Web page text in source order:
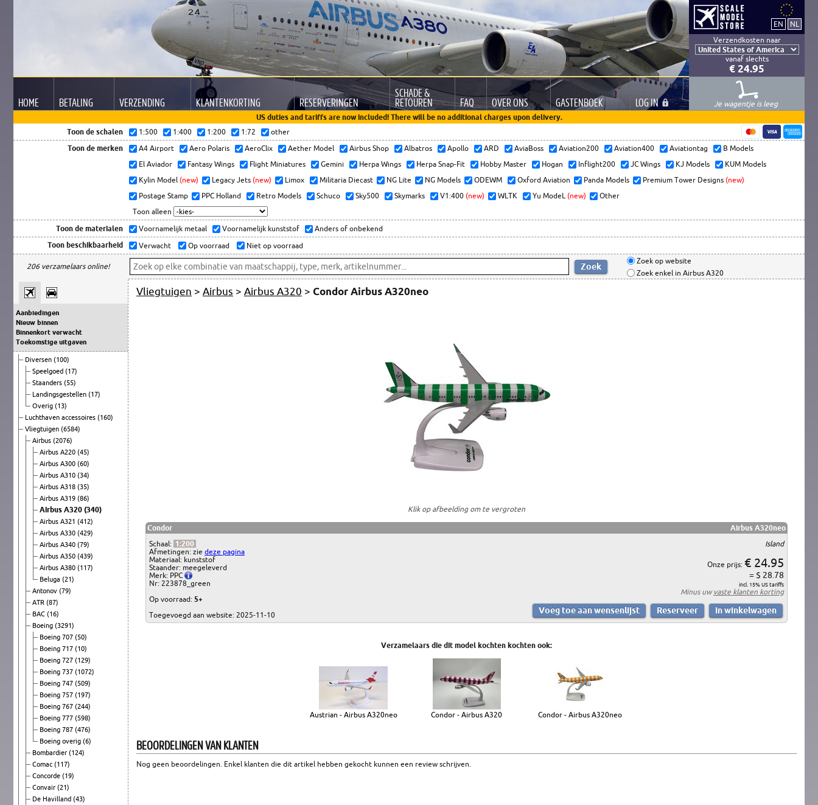
Verzendkosten naar
vanaf slechts
€ 24.95
HOME BETALING VERZENDING KLANTENKORTING RESERVERINGEN
SCHADE &
RETOUREN FAQ OVER ONS GASTENBOEK LOGIN
Je wagentje is leeg
US duties and tariffs are now included! There will be no additional charges upon delivery.
Toon de schalen
1:500 1:400 1:200 1:72 other
Toon de merken A4 Airport Aero Polaris AeroClix Aether Model Airbus Shop Albatros Apollo ARD AviaBoss Aviation200 Aviation400 Aviationtag
B Models
El Aviador
Fantasy Wings Flight Miniatures Gemini Herpa Wings Herpa Snap-Fit Hobby Master Hogan Inflight200 JC Wings KJ Models
KUM Models
Kylin Model (new) Legacy Jets (new) Limox Militaria Diecast NG Lite NG Models ODEWM Oxford Aviation Panda Models Premium Tower Designs (new)
Postage Stamp
PPC Holland Retro Models Schuco Sky500 Skymarks V1:400 (new) WLTK Yu ModeL (new)
Other
Toon alleen
Toon de materialen Voornamelijk metaal Voornamelijk kunststof Anders of onbekend
Toon beschikbaarheid Verwacht Op voorraad Niet op voorraad
206 verzamelaars online!
Zoek op website
Zoek enkel in Airbus A320
Aanbiedingen
Nieuw binnen
Binnenkort verwacht
Toekomstige uitgaven
Diversen (100)
Speelgoed (17)
Staanders (55)
Landingsgestellen (17)
Overig (13)
Luchthaven accessoires (160)
Vliegtuigen (6584)
Airbus (2076)
Airbus A220 (45)
Airbus A300 (60)
Airbus A310 (34)
Airbus A318 (35)
Airbus A319 (86)
Airbus A320 (340)
Airbus A321 (412)
Airbus A330 (429)
Airbus A340 (79)
Airbus A350 (439)
Airbus A380 (117)
Beluga (21)
Antonov (79)
ATR (87)
BAC (16)
Boeing (3291)
Boeing 707 (50)
Boeing 717 (10)
Boeing 727 (129)
Boeing 737 (1072)
Boeing 747 (509)
Boeing 757 (197)
Boeing 767 (244)
Boeing 777 (598)
Boeing 787 (476)
Boeing overig (6)
Bombardier (124)
Comac (117)
Concorde (19)
Convair (21)
De Havilland (43)
Vliegtuigen > Airbus > Airbus A320 > Condor Airbus A320neo
Klik op afbeelding om te vergroten
Condor
Airbus A320neo
Schaal: 1:200
Afmetingen: zie deze pagina
Materiaal: kunststof
Staander: meegeleverd
Merk: PPC
Nr: 223878_green
Op voorraad: 5+
Toegevoegd aan website: 2025-11-10
Island
Onze prijs: € 24.95
= $ 28.78
incl. 15% US tariffs
Minus uwvaste klanten korting
Verzamelaars die dit model kochten kochten ook:
Austrian - Airbus A320neo Condor - Airbus A320 Condor - Airbus A320neo
BEOORDELINGEN VAN KLANTEN
Nog geen beoordelingen. Enkel klanten die dit artikel hebben gekocht kunnen een review schrijven.